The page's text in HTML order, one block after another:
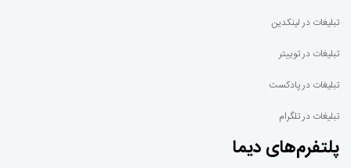
تبلیغات در لینکدین
تبلیغات در توییتر
تبلیغات در پادکست
تبلیغات در تلگرام
پلتفرم‌های دیما